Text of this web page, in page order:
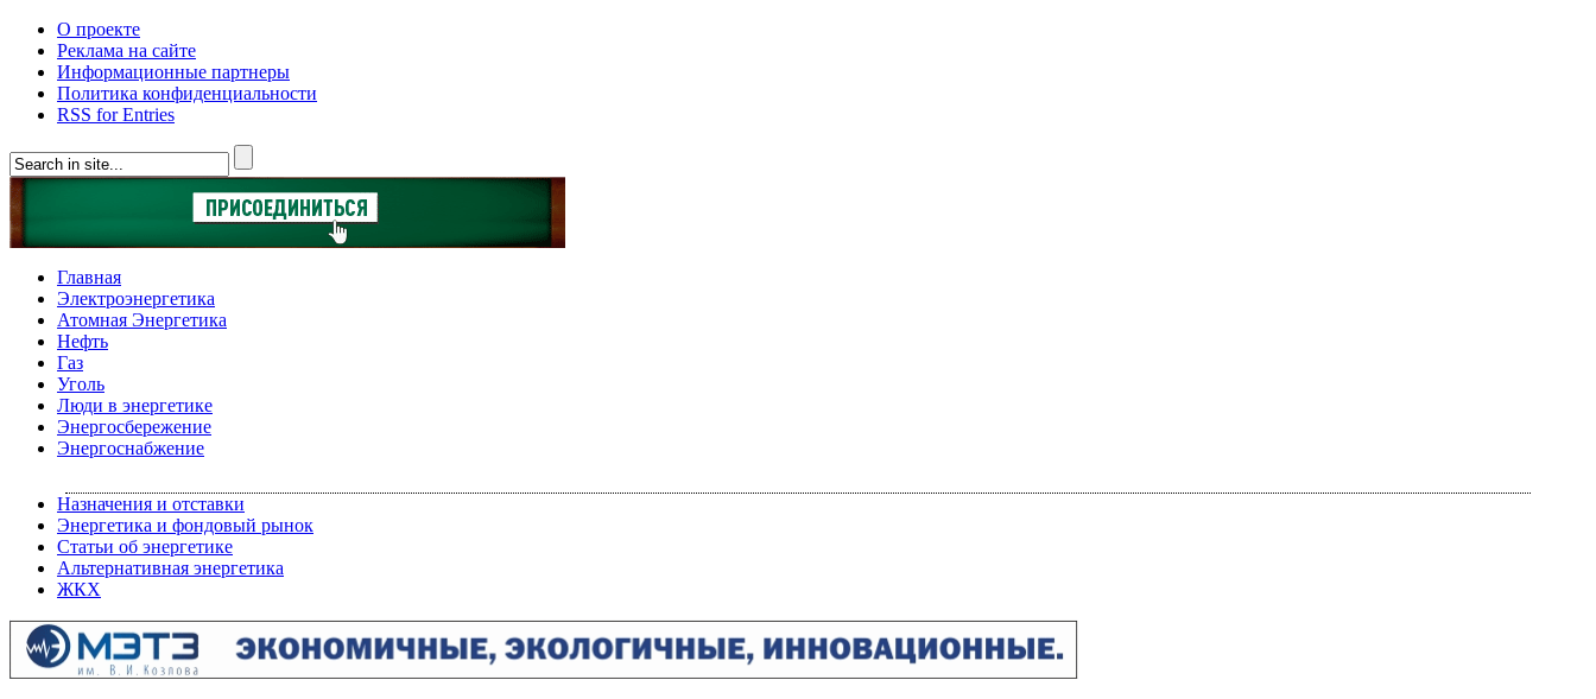
О проекте
Реклама на сайте
Информационные партнеры
Политика конфиденциальности
RSS for Entries
Главная
Электроэнергетика
Атомная Энергетика
Нефть
Газ
Уголь
Люди в энергетике
Энергосбережение
Энергоснабжение
Назначения и отставки
Энергетика и фондовый рынок
Статьи об энергетике
Альтернативная энергетика
ЖКХ